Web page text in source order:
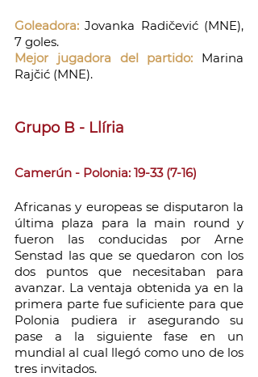
Goleadora: Jovanka Radičević (MNE),
7 goles.
Mejor jugadora del partido: Marina
Rajčić (MNE).
Grupo B - Llíria
Camerún - Polonia: 19-33 (7-16)
Africanas y europeas se disputaron la
última plaza para la main round y
fueron las conducidas por Arne
Senstad las que se quedaron con los
dos puntos que necesitaban para
avanzar. La ventaja obtenida ya en la
primera parte fue suficiente para que
Polonia pudiera ir asegurando su
pase a la siguiente fase en un
mundial al cual llegó como uno de los
tres invitados.